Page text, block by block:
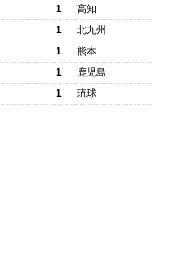
1
高知
1
北九州
1
熊本
1
鹿児島
1 琉球